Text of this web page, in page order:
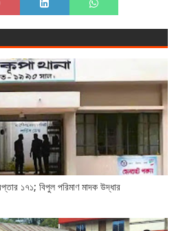
১৭১; বিপুল পরিমাণ মাদক উদ্ধার